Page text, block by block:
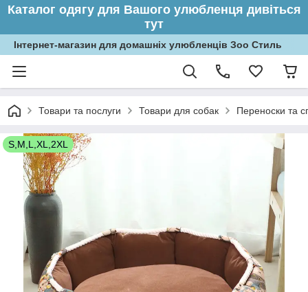
Каталог одягу для Вашого улюбленця дивіться
тут
Інтернет-магазин для домашніх улюбленців Зоо Стиль
Товари та послуги Товари для собак Переноски та
S,M,L,XL,2XL